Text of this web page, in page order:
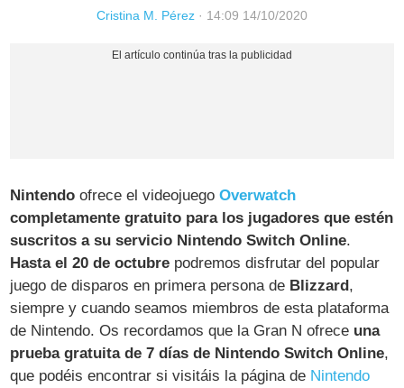
Cristina M. Pérez · 14:09 14/10/2020
Nintendo ofrece el videojuegoOverwatch
completamente gratuito para los jugadores que estén
suscritos a su servicio Nintendo Switch Online.
Hasta el 20 de octubre podremos disfrutar del popular
juego de disparos en primera persona de Blizzard,
siempre y cuando seamos miembros de esta plataforma
de Nintendo. Os recordamos que la Gran N ofrece una
prueba gratuita de 7 días de Nintendo Switch Online,
que podéis encontrar si visitáis la página de Nintendo